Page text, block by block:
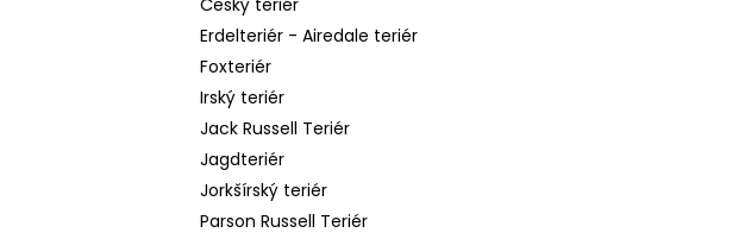
Český teriér
Erdelteriér - Airedale teriér
Foxteriér
Irský teriér
Jack Russell Teriér
Jagdteriér
Jorkšírský teriér
Parson Russell Teriér